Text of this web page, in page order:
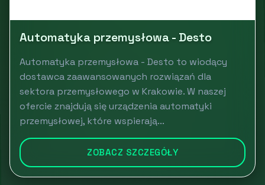
Automatyka przemysłowa - Desto
Automatyka przemysłowa - Desto to wiodący
dostawca zaawansowanych rozwiązań dla
sektora przemysłowego w Krakowie. W naszej
ofercie znajdują się urządzenia automatyki
przemysłowej, które wspierają...
ZOBACZ SZCZEGÓŁY